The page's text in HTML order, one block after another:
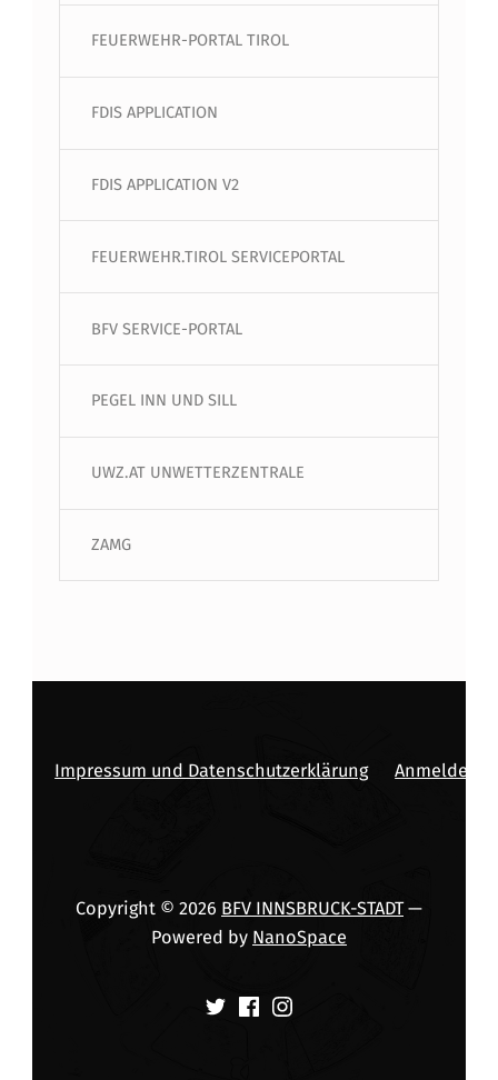
FEUERWEHR-PORTAL TIROL
FDIS APPLICATION
FDIS APPLICATION V2
FEUERWEHR.TIROL SERVICEPORTAL
BFV SERVICE-PORTAL
PEGEL INN UND SILL
UWZ.AT UNWETTERZENTRALE
ZAMG
Impressum und Datenschutzerklärung Anmelden
Copyright © 2026 BFV INNSBRUCK-STADT—
Powered by NanoSpace